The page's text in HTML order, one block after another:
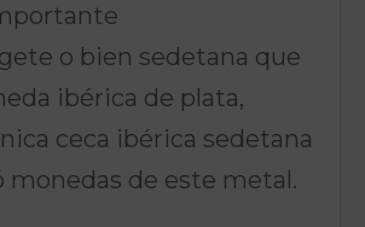
o bien sedetana que
ibérica de plata,
ceca ibérica sedetana
de este metal.